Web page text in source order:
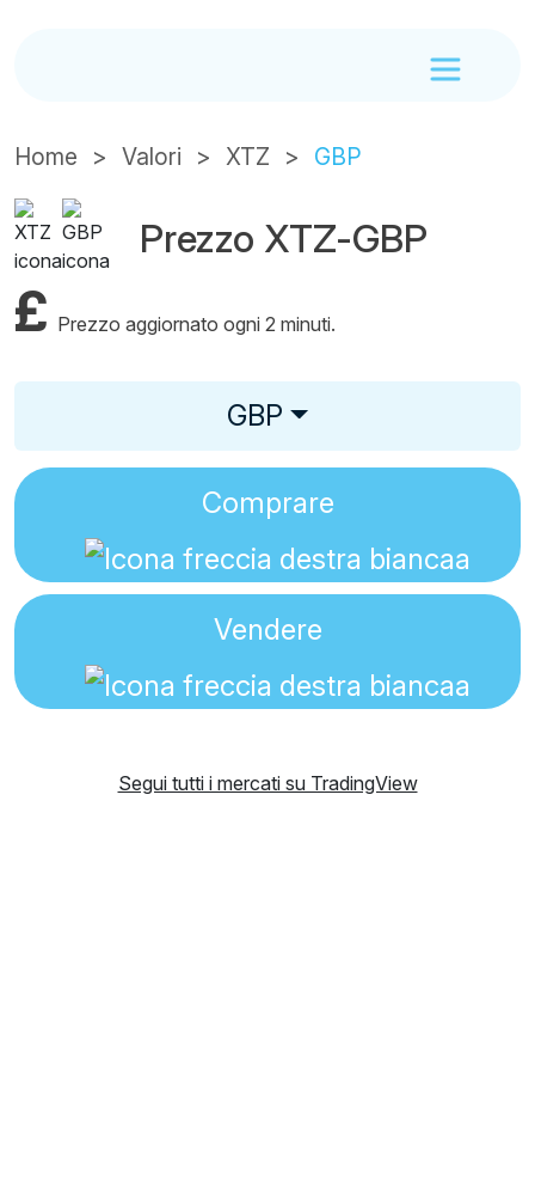
Home Valori XTZ GBP
Prezzo XTZ-GBP
£ Prezzo aggiornato ogni 2 minuti.
GBP
Comprare
Vendere
Segui tutti i mercati su TradingView